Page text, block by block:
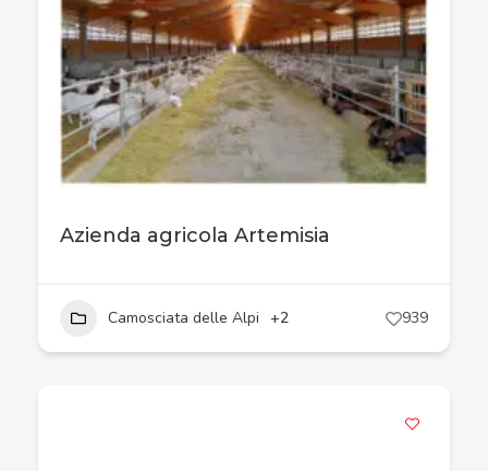
Azienda agricola Artemisia
Camosciata delle Alpi +2 939